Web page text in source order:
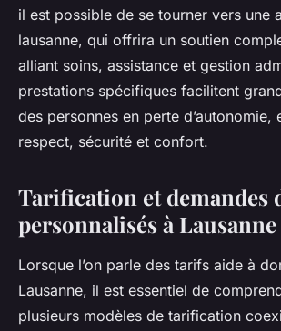
il est possible de se tourner vers une
lausanne, qui offrira un soutien
alliant soins, assistance et gestion
prestations spécifiques facilitent
des personnes en perte d’autonomie,
respect, sécurité et confort.
Tarification et demandes
personnalisés à Lausanne
Lorsque l’on parle des tarifs aide à
Lausanne, il est essentiel de
plusieurs modèles de tarification